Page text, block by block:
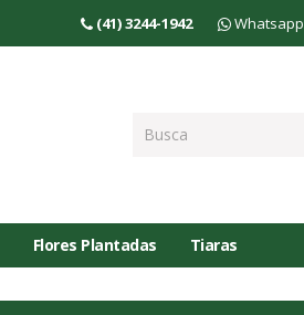
(41) 3244-1942 Whatsapp
Flores Plantadas Tiaras